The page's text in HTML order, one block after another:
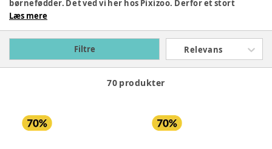
børnefødder. Det ved vi her hos Pixizoo. Derfor et stort
udvalg af seje og flotte sneakers. Dyk ned i vores udvalg og
falder i din smag.
Læs mere
Filtre Relevans
70 produkter